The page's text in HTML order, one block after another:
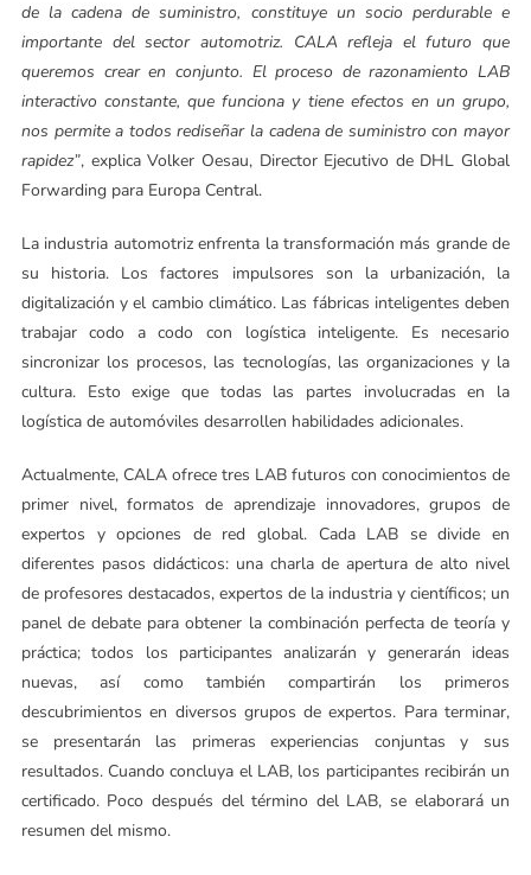
de la cadena de suministro, constituye un socio perdurable e
importante del sector automotriz. CALA refleja el futuro que
queremos crear en conjunto. El proceso de razonamiento LAB
interactivo constante, que funciona y tiene efectos en un grupo,
nos permite a todos rediseñar la cadena de suministro con mayor
rapidez”, explica Volker Oesau, Director Ejecutivo de DHL Global
Forwarding para Europa Central.
La industria automotriz enfrenta la transformación más grande de
su historia. Los factores impulsores son la urbanización, la
digitalización y el cambio climático. Las fábricas inteligentes deben
trabajar codo a codo con logística inteligente. Es necesario
sincronizar los procesos, las tecnologías, las organizaciones y la
cultura. Esto exige que todas las partes involucradas en la
logística de automóviles desarrollen habilidades adicionales.
Actualmente, CALA ofrece tres LAB futuros con conocimientos de
primer nivel, formatos de aprendizaje innovadores, grupos de
expertos y opciones de red global. Cada LAB se divide en
diferentes pasos didácticos: una charla de apertura de alto nivel
de profesores destacados, expertos de la industria y científicos; un
panel de debate para obtener la combinación perfecta de teoría y
práctica; todos los participantes analizarán y generarán ideas
nuevas, así como también compartirán los primeros
descubrimientos en diversos grupos de expertos. Para terminar,
se presentarán las primeras experiencias conjuntas y sus
resultados. Cuando concluya el LAB, los participantes recibirán un
certificado. Poco después del término del LAB, se elaborará un
resumen del mismo.